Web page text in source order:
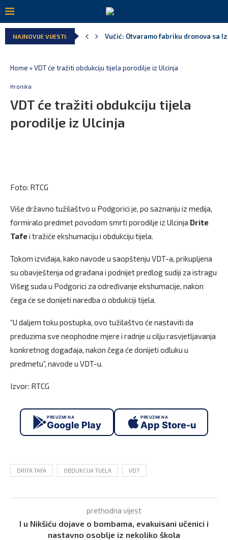
NAJNOVIJE VIJESTI: Vučić: Otvaramo fabriku dronova sa
Home »VDT će tražiti obdukciju tijela porodilje iz Ulcinja
Hronika
VDT će tražiti obdukciju tijela
porodilje iz Ulcinja
Foto: RTCG
Više državno tužilaštvo u Podgorici je, po saznanju iz medija,
formiralo predmet povodom smrti porodilje iz Ulcinja Drite
Tafei tražiće ekshumaciju i obdukciju tijela.
Tokom izviđaja, kako navode u saopštenju VDT-a, prikupljena
su obavještenja od građana i podnijet predlog sudiji za istragu
Višeg suda u Podgorici za određivanje ekshumacije, nakon
čega će se donijeti naredba o obdukciji tijela.
“U daljem toku postupka, ovo tužilaštvo će nastaviti da
preduzima sve neophodne mjere i radnje u cilju rasvjetljavanja
konkretnog događaja, nakon čega će donijeti odluku u
predmetu”, navode u VDT-u.
Izvor: RTCG
PREUZMI NA
Google Play
PREUZMI NA
App Store-u
DRITA TAFA OBDUKCIJA TIJELA VDT
prethodna vijest
I u Nikšiću dojave o bombama, evakuisani učenici i
nastavno osoblje iz nekoliko škola